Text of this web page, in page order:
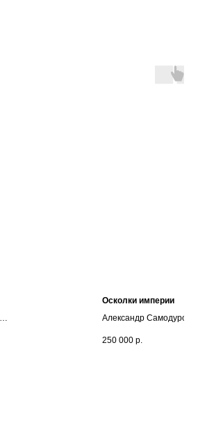
Осколки империи
Александр Самодуров
пленка
250 000 р.